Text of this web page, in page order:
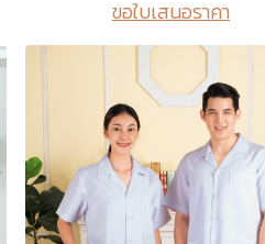
ขอใบเสนอราคา